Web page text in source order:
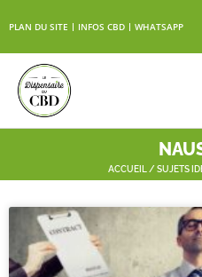
PLAN DU SITE INFOS CBD WHATSAPP
ACCUEIL / SUJETS